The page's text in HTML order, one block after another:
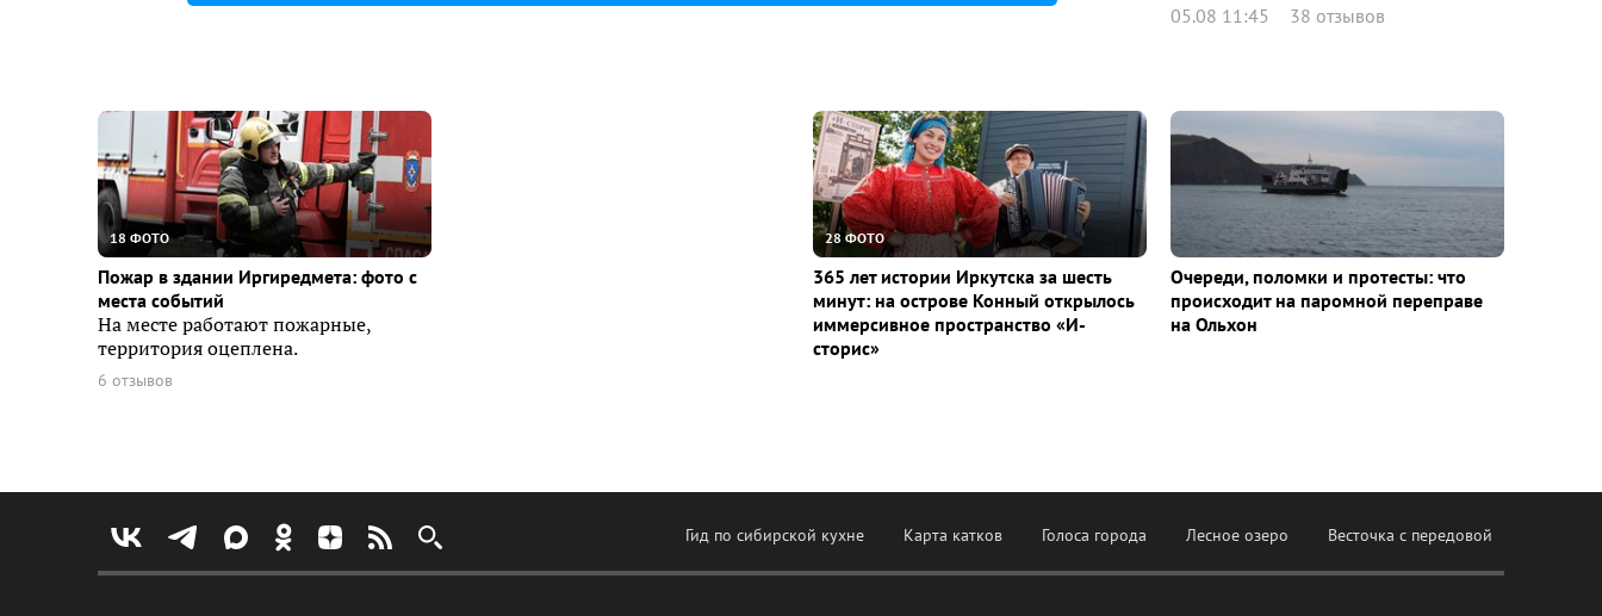
05.08 11:45 38 отзывов
18 ФОТО
Пожар в здании Иргиредмета: фото с
места событий
На месте работают пожарные,
территория оцеплена.
6 отзывов
28 ФОТО
365 лет истории Иркутска за шесть
минут: на острове Конный открылось
иммерсивное пространство «И-
сторис»
Очереди, поломки и протесты: что
происходит на паромной переправе
на Ольхон
Гид по сибирской кухне Карта катков Голоса города Лесное озеро Весточка с передовой